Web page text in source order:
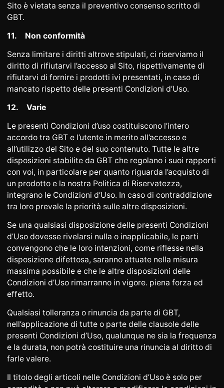
Sito è vietata senza il preventivo consenso scritto di
GBT.
11.
Non conformità
Senza limitare i diritti altrove stipulati, ci riserviamo il
diritto di rifiutarvi l’accesso al Sito, rispettivamente di
rifiutarvi di fornire i prodotti ivi presentati, in caso di
mancato rispetto delle presenti Condizioni d’Uso.
12.
Varie
Le presenti Condizioni d’uso costituiscono l’intero
accordo tra GBT e l’utente in merito all’accesso e
all’utilizzo del Sito e del suo contenuto. Tutte le altre
disposizioni stabilite da GBT che regolano i suoi rapporti
con voi, in particolare per quanto riguarda l’acquisto di
un prodotto e la nostra Politica di Riservatezza,
integrano le Condizioni d’Uso. In caso di contraddizione
tra loro prevale la priorità sulle altre disposizioni.
Se una qualsiasi disposizione delle presenti Condizioni
d’Uso dovesse rivelarsi nulla o inapplicabile, le parti
convengono che le loro intenzioni, come riflesse nella
disposizione difettosa, saranno attuate nella misura
massima possibile e che le altre disposizioni delle
Condizioni d’Uso rimarranno in vigore. piena forza ed
effetto.
Qualsiasi tolleranza o rinuncia da parte di GBT,
nell’applicazione di tutte o parte delle clausole delle
presenti Condizioni d’Uso, qualunque ne sia la frequenza
e la durata, non potrà costituire una rinuncia al diritto di
farle valere.
Il titolo degli articoli nelle Condizioni d’Uso è solo per